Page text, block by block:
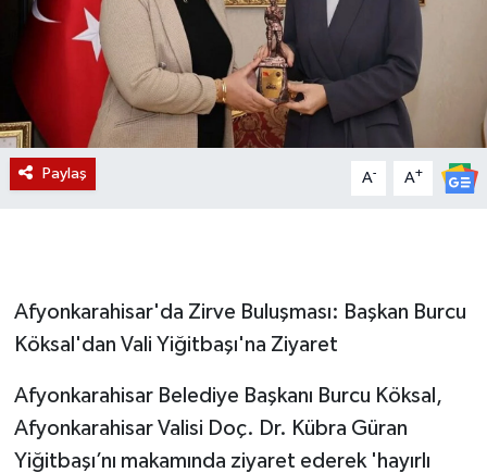
Paylaş A- A+
Afyonkarahisar'da Zirve Buluşması: Başkan Burcu
Köksal'dan Vali Yiğitbaşı'na Ziyaret
Afyonkarahisar Belediye Başkanı Burcu Köksal,
Afyonkarahisar Valisi Doç. Dr. Kübra Güran
Yiğitbaşı’nı makamında ziyaret ederek 'hayırlı